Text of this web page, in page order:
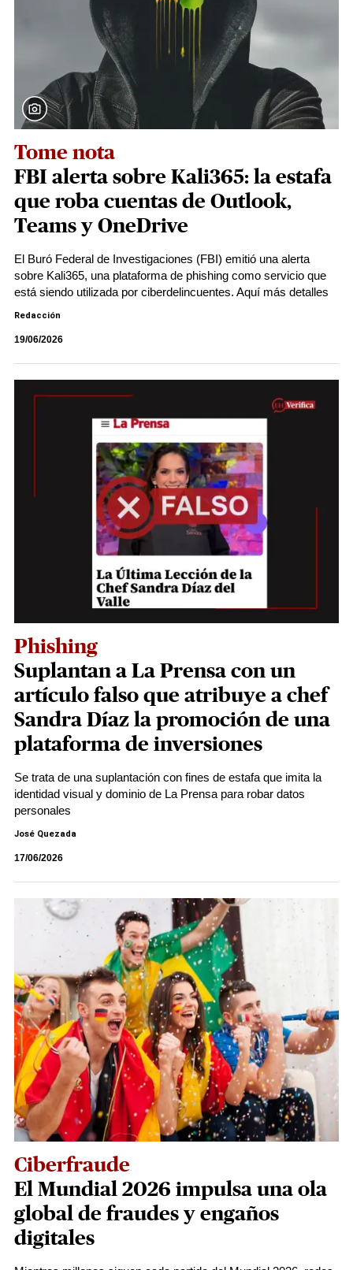
Tome nota
FBI alerta sobre Kali365: la estafa
que roba cuentas de Outlook,
Teams y OneDrive
El Buró Federal de Investigaciones (FBI) emitió una alerta
sobre Kali365, una plataforma de phishing como servicio que
está siendo utilizada por ciberdelincuentes. Aquí más detalles
Redacción
19/06/2026
Phishing
Suplantan a La Prensa con un
artículo falso que atribuye a chef
Sandra Díaz la promoción de una
plataforma de inversiones
Se trata de una suplantación con fines de estafa que imita la
identidad visual y dominio de La Prensa para robar datos
personales
José Quezada
17/06/2026
Ciberfraude
El Mundial 2026 impulsa una ola
global de fraudes y engaños
digitales